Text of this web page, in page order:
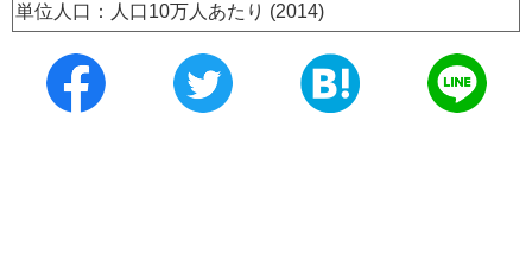
単位人口：人口10万人あたり (2014)